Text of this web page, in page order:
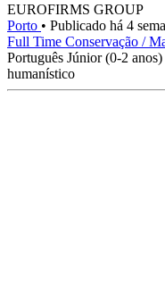
EUROFIRMS GROUP
Porto • Publicado há 4
Full Time Conservação /
Português Júnior (0-2 anos)
humanístico